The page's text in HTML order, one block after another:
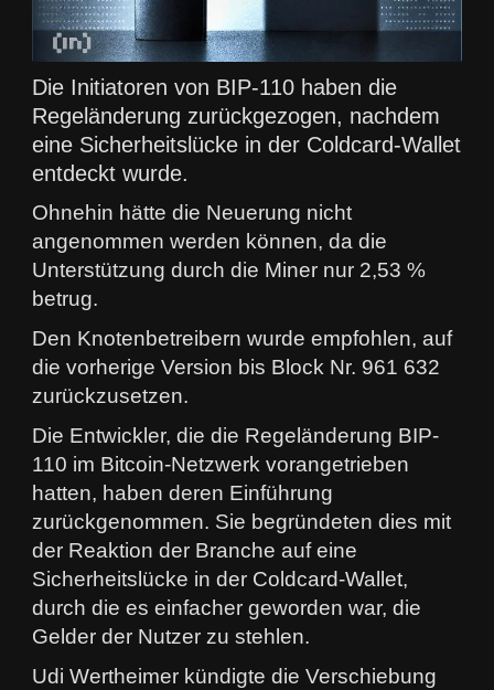
Die Initiatoren von BIP-110 haben die
Regeländerung zurückgezogen, nachdem
eine Sicherheitslücke in der Coldcard-Wallet
entdeckt wurde.
Ohnehin hätte die Neuerung nicht
angenommen werden können, da die
Unterstützung durch die Miner nur 2,53 %
betrug.
Den Knotenbetreibern wurde empfohlen, auf
die vorherige Version bis Block Nr. 961 632
zurückzusetzen.
Die Entwickler, die die Regeländerung BIP-
110 im Bitcoin-Netzwerk vorangetrieben
hatten, haben deren Einführung
zurückgenommen. Sie begründeten dies mit
der Reaktion der Branche auf eine
Sicherheitslücke in der Coldcard-Wallet,
durch die es einfacher geworden war, die
Gelder der Nutzer zu stehlen.
Udi Wertheimer kündigte die Verschiebung